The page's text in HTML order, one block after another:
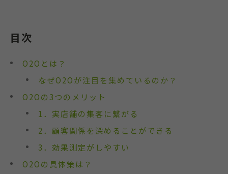
目次
O2Oとは？
なぜO2Oが注目を集めているのか？
O2Oの3つのメリット
1．実店舗の集客に繋がる
2．顧客関係を深めることができる
3．効果測定がしやすい
O2Oの具体策は？